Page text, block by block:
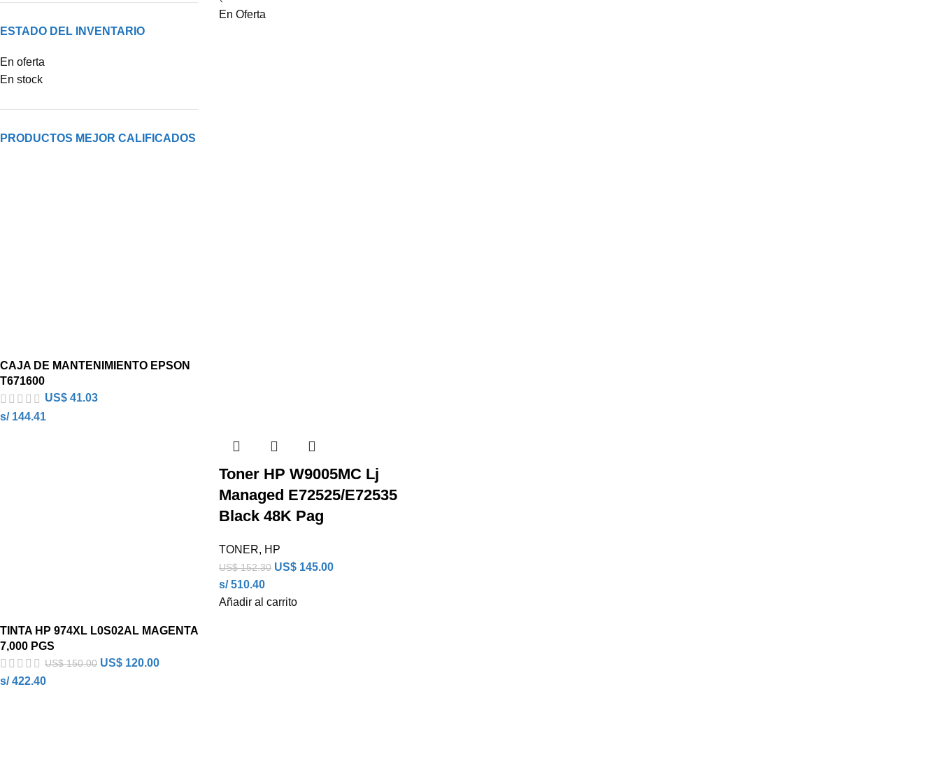
ESTADO DEL INVENTARIO
En oferta
En stock
PRODUCTOS MEJOR CALIFICADOS
CAJA DE MANTENIMIENTO EPSON
T671600
US$ 41.03
s/ 144.41
TINTA HP 974XL L0S02AL MAGENTA
7,000 PGS
US$150.00 US$ 120.00
s/ 422.40
En Oferta
Toner HP W9005MC Lj
Managed E72525/E72535
Black 48K Pag
TONER, HP
US$152.30 US$145.00
s/ 510.40
Añadir al carrito